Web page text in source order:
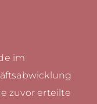
im
zuvor erteilte